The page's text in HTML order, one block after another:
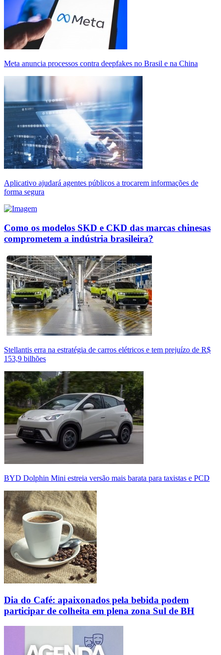
Meta anuncia processos contra deepfakes no Brasil e na China
Aplicativo ajudará agentes públicos a trocarem informações de
forma segura
Como os modelos SKD e CKD das marcas chinesas
comprometem a indústria brasileira?
Stellantis erra na estratégia de carros elétricos e tem prejuízo de R$
153,9 bilhões
BYD Dolphin Mini estreia versão mais barata para taxistas e PCD
Dia do Café: apaixonados pela bebida podem
participar de colheita em plena zona Sul de BH